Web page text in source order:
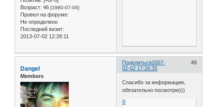
Возраст: 46 [1980-07-06]
Провел на форуме:
Не определено
Последний визит:
2013-07-02 12:28:11
Поделиться 49
2007-
02-02 17:26:35
Dangel
Members
Спасибо за информацию,
обязательно посмотрю)))
0